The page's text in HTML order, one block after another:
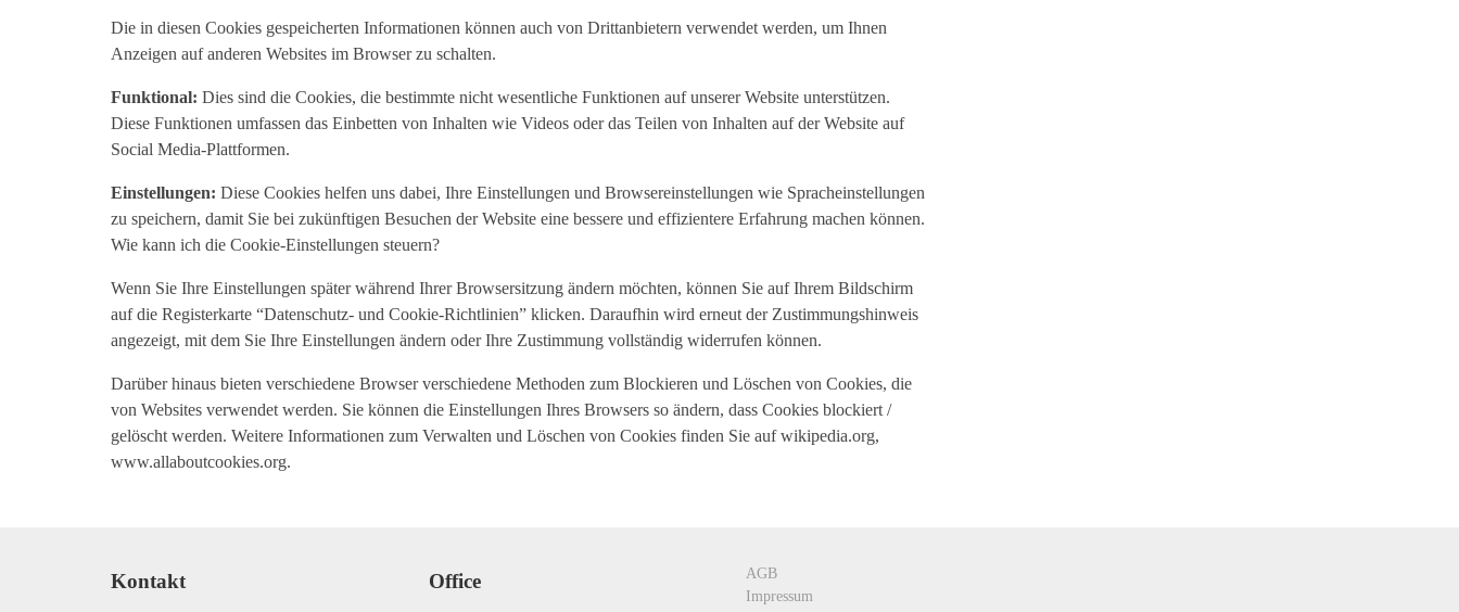
Die in diesen Cookies gespeicherten Informationen können auch von Drittanbietern verwendet werden, um Ihnen
Anzeigen auf anderen Websites im Browser zu schalten.
Funktional: Dies sind die Cookies, die bestimmte nicht wesentliche Funktionen auf unserer Website unterstützen.
Diese Funktionen umfassen das Einbetten von Inhalten wie Videos oder das Teilen von Inhalten auf der Website auf
Social Media-Plattformen.
Einstellungen: Diese Cookies helfen uns dabei, Ihre Einstellungen und Browsereinstellungen wie Spracheinstellungen
zu speichern, damit Sie bei zukünftigen Besuchen der Website eine bessere und effizientere Erfahrung machen können.
Wie kann ich die Cookie-Einstellungen steuern?
Wenn Sie Ihre Einstellungen später während Ihrer Browsersitzung ändern möchten, können Sie auf Ihrem Bildschirm
auf die Registerkarte “Datenschutz- und Cookie-Richtlinien” klicken. Daraufhin wird erneut der Zustimmungshinweis
angezeigt, mit dem Sie Ihre Einstellungen ändern oder Ihre Zustimmung vollständig widerrufen können.
Darüber hinaus bieten verschiedene Browser verschiedene Methoden zum Blockieren und Löschen von Cookies, die
von Websites verwendet werden. Sie können die Einstellungen Ihres Browsers so ändern, dass Cookies blockiert /
gelöscht werden. Weitere Informationen zum Verwalten und Löschen von Cookies finden Sie auf wikipedia.org,
www.allaboutcookies.org.
Kontakt Office
AGB
Impressum